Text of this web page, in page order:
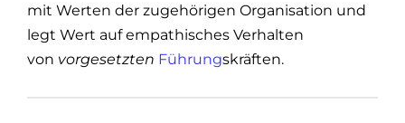
mit Werten der zugehörigen Organisation und
legt Wert auf empathisches Verhalten
von vorgesetzten Führungskräften.